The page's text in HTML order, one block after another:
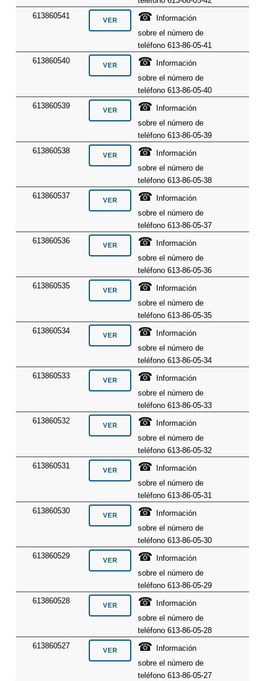
613860541
☎
Información
sobre el número de
teléfono 613-86-05-41
613860540
☎
Información
sobre el número de
teléfono 613-86-05-40
613860539
☎
Información
sobre el número de
teléfono 613-86-05-39
613860538
☎
Información
sobre el número de
teléfono 613-86-05-38
613860537
☎
Información
sobre el número de
teléfono 613-86-05-37
613860536
☎
Información
sobre el número de
teléfono 613-86-05-36
613860535
☎
Información
sobre el número de
teléfono 613-86-05-35
613860534
☎
Información
sobre el número de
teléfono 613-86-05-34
613860533
☎
Información
sobre el número de
teléfono 613-86-05-33
613860532
☎
Información
sobre el número de
teléfono 613-86-05-32
613860531
☎
Información
sobre el número de
teléfono 613-86-05-31
613860530
☎
Información
sobre el número de
teléfono 613-86-05-30
613860529
☎
Información
sobre el número de
teléfono 613-86-05-29
613860528
☎
Información
sobre el número de
teléfono 613-86-05-28
613860527
☎
Información
sobre el número de
teléfono 613-86-05-27